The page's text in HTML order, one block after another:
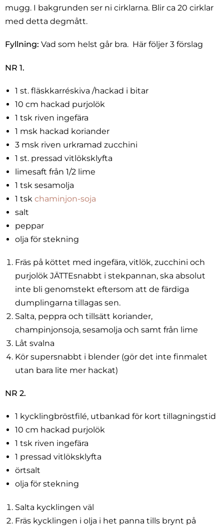
mugg. I bakgrunden ser ni cirklarna. Blir ca 20 cirklar
med detta degmått.
Fyllning: Vad som helst går bra. Här följer 3 förslag
NR 1.
1 st. fläskkarréskiva /hackad i bitar
10 cm hackad purjolök
1 tsk riven ingefära
1 msk hackad koriander
3 msk riven urkramad zucchini
1 st. pressad vitlöksklyfta
limesaft från 1/2 lime
1 tsk sesamolja
1 tsk chaminjon-soja
salt
peppar
olja för stekning
Fräs på köttet med ingefära, vitlök, zucchini och
purjolök JÄTTEsnabbt i stekpannan, ska absolut
inte bli genomstekt eftersom att de färdiga
dumplingarna tillagas sen.
Salta, peppra och tillsätt koriander,
champinjonsoja, sesamolja och samt från lime
Låt svalna
Kör supersnabbt i blender (gör det inte finmalet
utan bara lite mer hackat)
NR 2.
1 kycklingbröstfilé, utbankad för kort tillagningstid
10 cm hackad purjolök
1 tsk riven ingefära
1 pressad vitlöksklyfta
örtsalt
olja för stekning
Salta kycklingen väl
Fräs kycklingen i olja i het panna tills brynt på